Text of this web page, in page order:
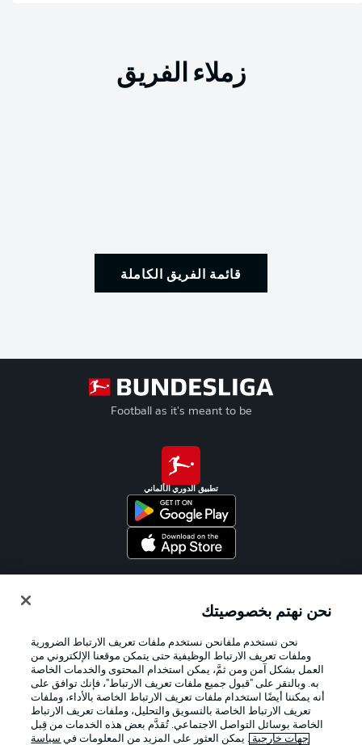
زملاء الفريق
قائمة الفريق الكاملة
Football as it's meant to be
تطبيق الدوري الألماني
نحن نهتم بخصوصيتك
نحن نستخدم ملفانحن نستخدم ملفات تعريف الارتباط الضرورية
وملفات تعريف الارتباط الوظيفية حتى يتمكن موقعنا الإلكتروني من
العمل بشكل آمن ومن ثمَّ، يمكن استخدام المحتوى والخدمات الخاصة
به. وبالنقر على "قبول جميع ملفات تعريف الارتباط"، فإنك توافق على
أنه يمكننا أيضًا استخدام ملفات تعريف الارتباط الخاصة بالأداء، وملفات
تعريف الارتباط الخاصة بالتسويق والتحليل، وملفات تعريف الارتباط
الخاصة بوسائل التواصل الاجتماعي. تُقدَّم بعض هذه الخدمات من قِبل
جهات خارجية . يمكن العثور على المزيد من المعلومات في سياسة